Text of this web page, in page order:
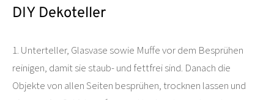
DIY Dekoteller
1. Unterteller, Glasvase sowie Muffe vor dem Besprühen
reinigen, damit sie staub- und fettfrei sind. Danach die
Objekte von allen Seiten besprühen, trocknen lassen und